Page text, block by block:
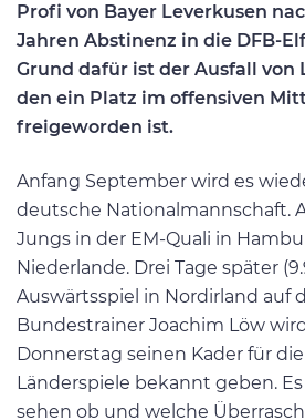
Profi von Bayer Leverkusen
Jahren Abstinenz in die DFB-
Grund dafür ist der Ausfall von
den ein Platz im offensiven
freigeworden ist.
Anfang September wird es
deutsche Nationalmannschaft.
Jungs in der EM-Quali in
Niederlande. Drei Tage später
Auswärtsspiel in Nordirland auf
Bundestrainer Joachim Löw
Donnerstag seinen Kader für
Länderspiele bekannt geben.
sehen ob und welche